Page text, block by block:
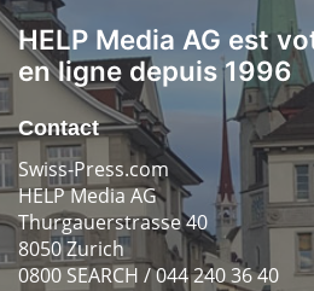
HELP Media AG est
en ligne depuis 1996
Contact
Swiss-Press.com
HELP Media AG
Thurgauerstrasse 40
8050 Zurich
0800 SEARCH / 044 240 36 40